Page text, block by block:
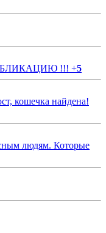
!!! +5
кошечка найдена!
людям. Которые